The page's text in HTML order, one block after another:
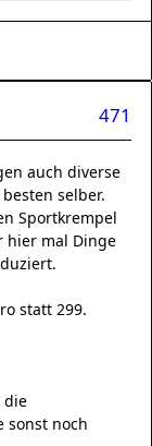
471
auch diverse
selber.
Sportkrempel
hier mal Dinge
statt 299.
die
sonst noch